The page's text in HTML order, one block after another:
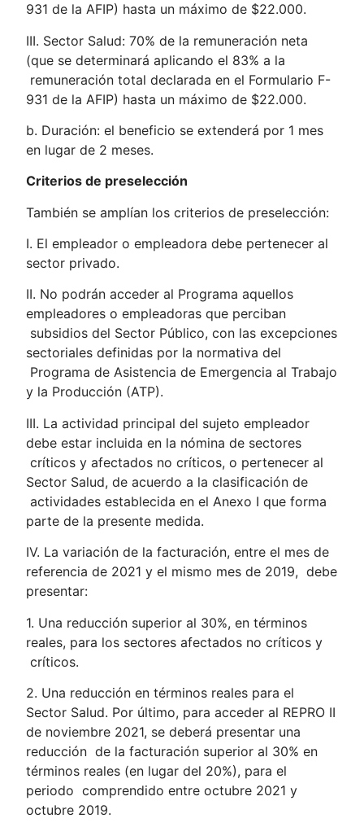
931 de la AFIP) hasta un máximo de $22.000.
III. Sector Salud: 70% de la remuneración neta
(que se determinará aplicando el 83% a la
remuneración total declarada en el Formulario F-
931 de la AFIP) hasta un máximo de $22.000.
b. Duración: el beneficio se extenderá por 1 mes
en lugar de 2 meses.
Criterios de preselección
También se amplían los criterios de preselección:
I. El empleador o empleadora debe pertenecer al
sector privado.
II. No podrán acceder al Programa aquellos
empleadores o empleadoras que perciban
subsidios del Sector Público, con las excepciones
sectoriales definidas por la normativa del
Programa de Asistencia de Emergencia al Trabajo
y la Producción (ATP).
III. La actividad principal del sujeto empleador
debe estar incluida en la nómina de sectores
críticos y afectados no críticos, o pertenecer al
Sector Salud, de acuerdo a la clasificación de
actividades establecida en el Anexo I que forma
parte de la presente medida.
IV. La variación de la facturación, entre el mes de
referencia de 2021 y el mismo mes de 2019, debe
presentar:
1. Una reducción superior al 30%, en términos
reales, para los sectores afectados no críticos y
críticos.
2. Una reducción en términos reales para el
Sector Salud. Por último, para acceder al REPRO II
de noviembre 2021, se deberá presentar una
reducción de la facturación superior al 30% en
términos reales (en lugar del 20%), para el
periodo comprendido entre octubre 2021 y
octubre 2019.